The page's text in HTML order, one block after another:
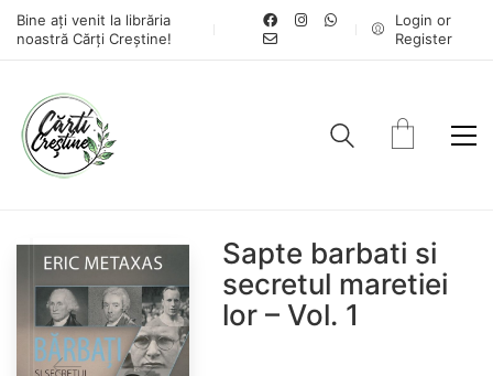
Bine ați venit la librăria
noastră Cărți Creștine!
Login or
Register
Sapte barbati si
secretul maretiei
lor – Vol. 1